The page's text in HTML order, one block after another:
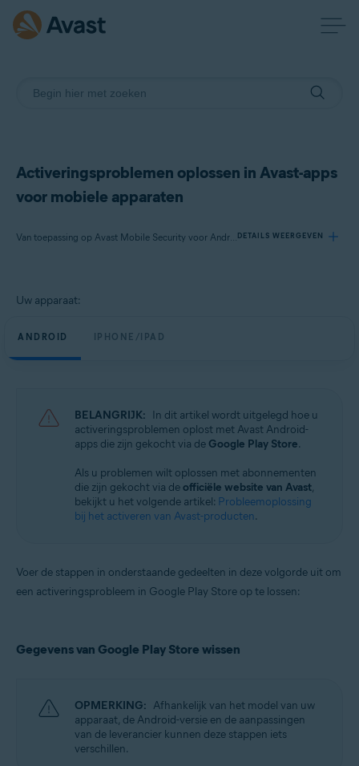
Activeringsproblemen oplossen in Avast-apps
voor mobiele apparaten
Van toepassing op Avast Mobile Security voor Android, Avast Cleanup voor Android, Avast SecureLine VPN voor Android, Avast Mobile Security voor iOS, Avast SecureLine VPN voor iOSDETAILS WEERGEVEN
Producten:
Avast Cleanup 23.x voor Android
Besturingssystemen:
Google Android 8.0 (Oreo, API 26) of nieuwer
Uw apparaat:
ANDROID IPHONE/IPAD
BELANGRIJK: In dit artikel wordt uitgelegd hoe u
activeringsproblemen oplost met Avast Android-
apps die zijn gekocht via de Google Play Store.
Als u problemen wilt oplossen met abonnementen
die zijn gekocht via deofficiële website van Avast,
bekijkt u het volgende artikel: Probleemoplossing
bij het activeren van Avast-producten.
Voer de stappen in onderstaande gedeelten in deze volgorde uit om
een activeringsprobleem in Google Play Store op te lossen:
Gegevens van Google Play Store wissen
OPMERKING: Afhankelijk van het model van uw
apparaat, de Android-versie en de aanpassingen
van de leverancier kunnen deze stappen iets
verschillen.